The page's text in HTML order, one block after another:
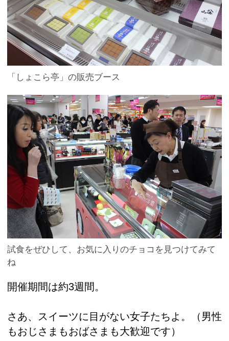
「しょこら亭」の販売ブース
試食をぜひして、お気に入りのチョコを見つけてみて
ね
開催期間は約3週間。
さあ、スイーツに目がない女子たちよ。（男性
もおじさまもおばさまも大歓迎です）